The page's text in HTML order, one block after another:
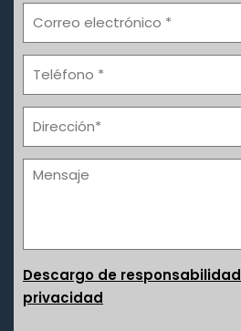
Descargo de responsabilidad
privacidad